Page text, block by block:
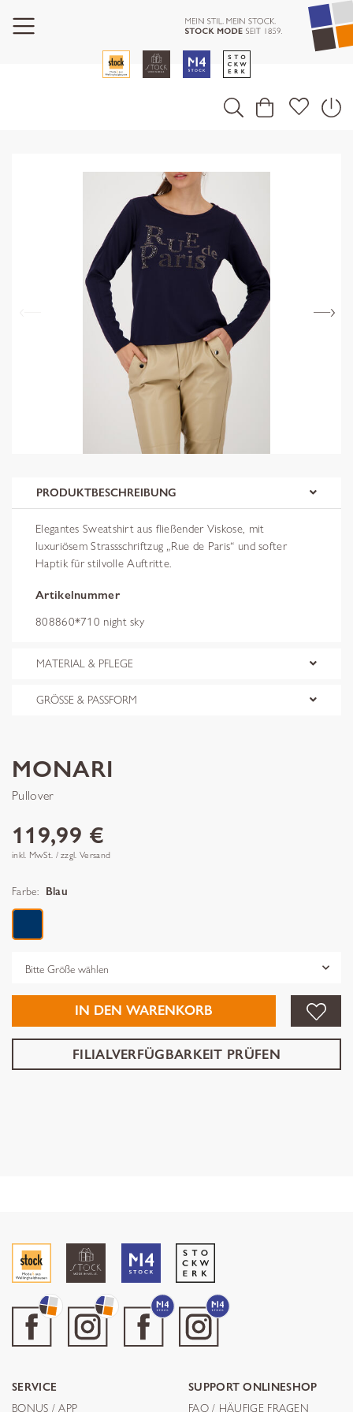
PRODUKTBESCHREIBUNG
Elegantes Sweatshirt aus fließender Viskose, mit
luxuriösem Strassschriftzug „Rue de Paris“ und softer
Haptik für stilvolle Auftritte.
Artikelnummer
808860*710 night sky
MATERIAL & PFLEGE
GRÖSSE & PASSFORM
MONARI
Pullover
119,99 €
inkl. MwSt. / zzgl. Versand
Farbe: Blau
IN DEN WARENKORB
FILIALVERFÜGBARKEIT PRÜFEN
SERVICE
BONUS / APP
SUPPORT ONLINESHOP
FAQ / HÄUFIGE FRAGEN